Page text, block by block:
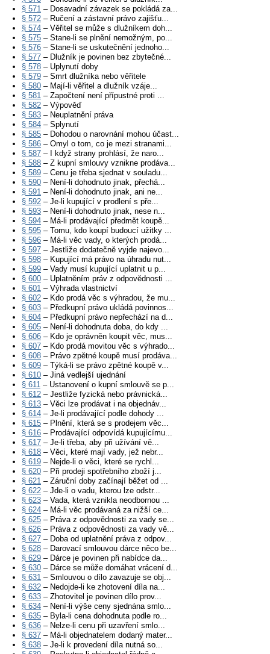
§ 571 – Dosavadní závazek se pokládá za...
§ 572 – Ručení a zástavní právo zajišťu...
§ 574 – Věřitel se může s dlužníkem doh...
§ 575 – Stane-li se plnění nemožným, po...
§ 576 – Stane-li se uskutečnění jednoho...
§ 577 – Dlužník je povinen bez zbytečné...
§ 578 – Uplynutí doby
§ 579 – Smrt dlužníka nebo věřitele
§ 580 – Mají-li věřitel a dlužník vzáje...
§ 581 – Započtení není přípustné proti ...
§ 582 – Výpověď
§ 583 – Neuplatnění práva
§ 584 – Splynutí
§ 585 – Dohodou o narovnání mohou účast...
§ 586 – Omyl o tom, co je mezi stranami...
§ 587 – I když strany prohlásí, že naro...
§ 588 – Z kupní smlouvy vznikne prodáva...
§ 589 – Cenu je třeba sjednat v souladu...
§ 590 – Není-li dohodnuto jinak, přechá...
§ 591 – Není-li dohodnuto jinak, ani ne...
§ 592 – Je-li kupující v prodlení s pře...
§ 593 – Není-li dohodnuto jinak, nese n...
§ 594 – Má-li prodávající předmět koupě...
§ 595 – Tomu, kdo koupí budoucí užitky ...
§ 596 – Má-li věc vady, o kterých prodá...
§ 597 – Jestliže dodatečně vyjde najevo...
§ 598 – Kupující má právo na úhradu nut...
§ 599 – Vady musí kupující uplatnit u p...
§ 600 – Uplatněním práv z odpovědnosti ...
§ 601 – Výhrada vlastnictví
§ 602 – Kdo prodá věc s výhradou, že mu...
§ 603 – Předkupní právo ukládá povinnos...
§ 604 – Předkupní právo nepřechází na d...
§ 605 – Není-li dohodnuta doba, do kdy ...
§ 606 – Kdo je oprávněn koupit věc, mus...
§ 607 – Kdo prodá movitou věc s výhrado...
§ 608 – Právo zpětné koupě musí prodáva...
§ 609 – Týká-li se právo zpětné koupě v...
§ 610 – Jiná vedlejší ujednání
§ 611 – Ustanovení o kupní smlouvě se p...
§ 612 – Jestliže fyzická nebo právnická...
§ 613 – Věci lze prodávat i na objednáv...
§ 614 – Je-li prodávající podle dohody ...
§ 615 – Plnění, která se s prodejem věc...
§ 616 – Prodávající odpovídá kupujícímu...
§ 617 – Je-li třeba, aby při užívání vě...
§ 618 – Věci, které mají vady, jež nebr...
§ 619 – Nejde-li o věci, které se rychl...
§ 620 – Při prodeji spotřebního zboží j...
§ 621 – Záruční doby začínají běžet od ...
§ 622 – Jde-li o vadu, kterou lze odstr...
§ 623 – Vada, která vznikla neodbornou ...
§ 624 – Má-li věc prodávaná za nižší ce...
§ 625 – Práva z odpovědnosti za vady se...
§ 626 – Práva z odpovědnosti za vady vě...
§ 627 – Doba od uplatnění práva z odpov...
§ 628 – Darovací smlouvou dárce něco be...
§ 629 – Dárce je povinen při nabídce da...
§ 630 – Dárce se může domáhat vrácení d...
§ 631 – Smlouvou o dílo zavazuje se obj...
§ 632 – Nedojde-li ke zhotovení díla na...
§ 633 – Zhotovitel je povinen dílo prov...
§ 634 – Není-li výše ceny sjednána smlo...
§ 635 – Byla-li cena dohodnuta podle ro...
§ 636 – Nelze-li cenu při uzavření smlo...
§ 637 – Má-li objednatelem dodaný mater...
§ 638 – Je-li k provedení díla nutná so...